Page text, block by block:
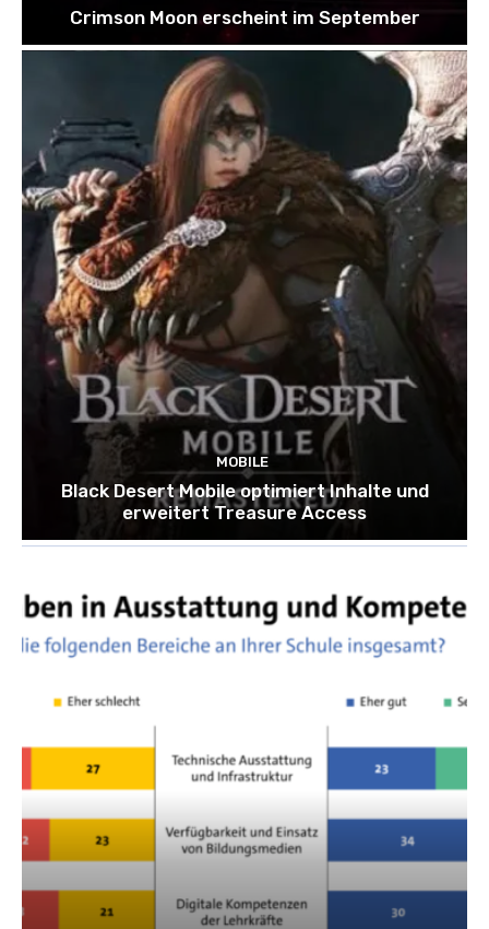
Crimson Moon erscheint im September
MOBILE
Black Desert Mobile optimiert Inhalte und
erweitert Treasure Access